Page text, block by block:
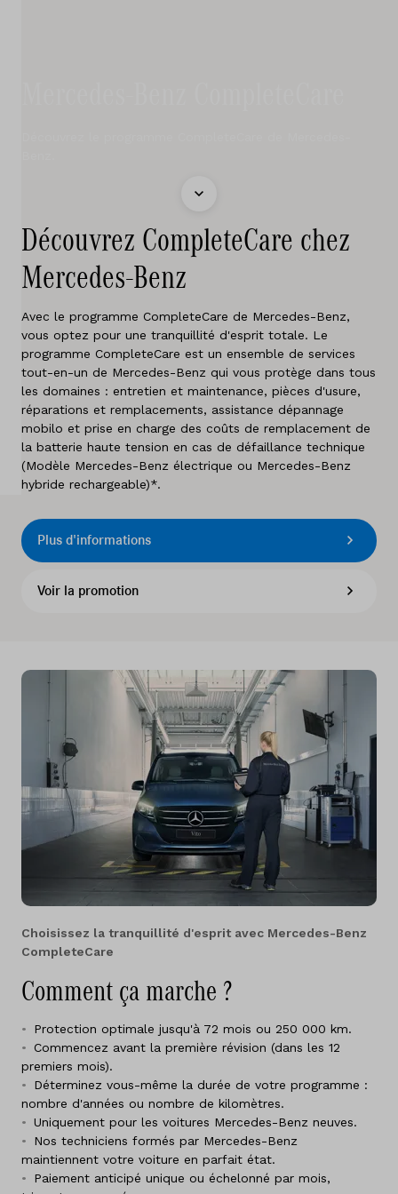
Vergelijken
Sites
Marques
Services
A propos de nous
Pays
Belgique
Langue
Néerlandais
Découvrez CompleteCare chez
Mercedes-Benz
Avec le programme CompleteCare de Mercedes-Benz,
vous optez pour une tranquillité d'esprit totale. Le
programme CompleteCare est un ensemble de services
tout-en-un de Mercedes-Benz qui vous protège dans tous
les domaines : entretien et maintenance, pièces d'usure,
réparations et remplacements, assistance dépannage
mobilo et prise en charge des coûts de remplacement de
la batterie haute tension en cas de défaillance technique
(Modèle Mercedes-Benz électrique ou Mercedes-Benz
hybride rechargeable)*.
Plus d'informations
Voir la promotion
Choisissez la tranquillité d'esprit avec Mercedes-Benz
CompleteCare
Comment ça marche ?
Protection optimale jusqu'à 72 mois ou 250 000 km.
Commencez avant la première révision (dans les 12
premiers mois).
Déterminez vous-même la durée de votre programme :
nombre d'années ou nombre de kilomètres.
Uniquement pour les voitures Mercedes-Benz neuves.
Nos techniciens formés par Mercedes-Benz
maintiennent votre voiture en parfait état.
Paiement anticipé unique ou échelonné par mois,